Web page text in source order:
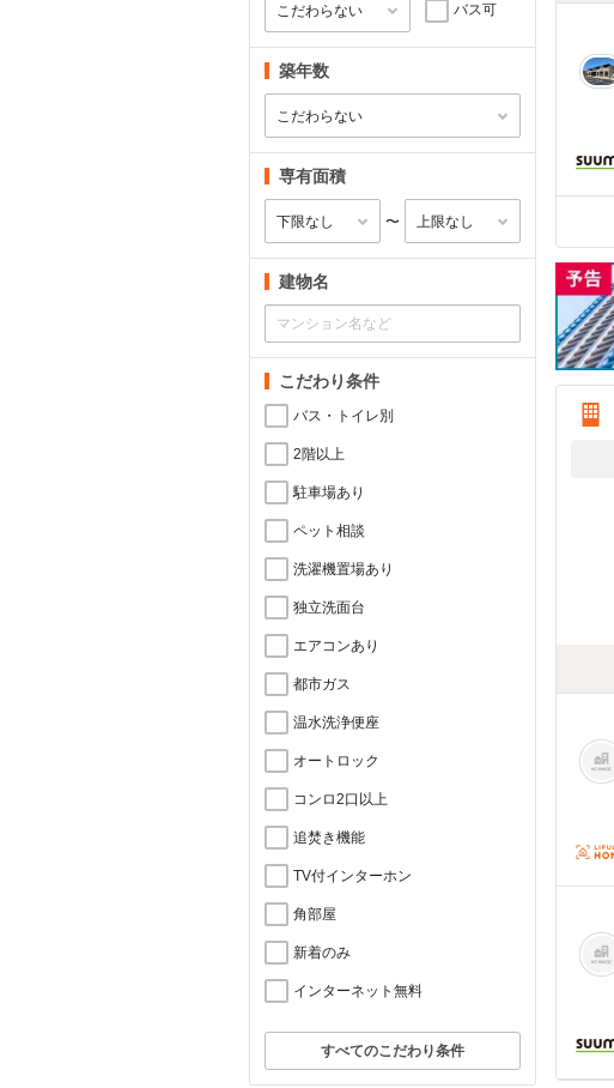
バス可
築年数
専有面積
〜
建物名
こだわり条件
バス・トイレ別
2階以上
駐車場あり
ペット相談
洗濯機置場あり
独立洗面台
エアコンあり
都市ガス
温水洗浄便座
オートロック
コンロ2口以上
追焚き機能
TV付インターホン
角部屋
新着のみ
インターネット無料
すべてのこだわり条件